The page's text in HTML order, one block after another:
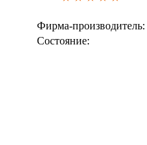
Фирма-производитель:
Состояние: